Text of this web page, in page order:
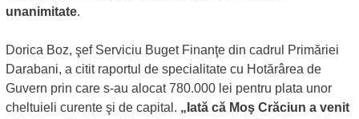
unanimitate.
Dorica Boz, şef Serviciu Buget Finanţe din cadrul Primăriei
Darabani, a citit raportul de specialitate cu Hotărârea de
Guvern prin care s-au alocat 780.000 lei pentru plata unor
cheltuieli curente şi de capital. „Iată că Moş Crăciun a venit